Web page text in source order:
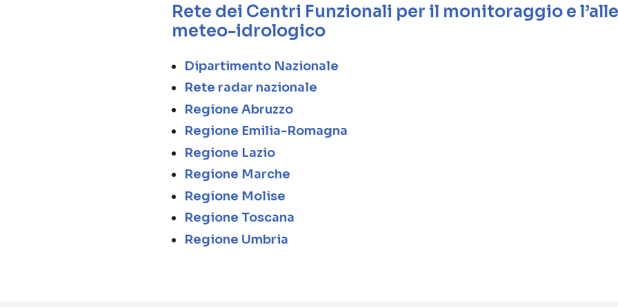
Rete dei Centri Funzionali per il monitoraggio e
meteo-idrologico
Dipartimento Nazionale
Rete radar nazionale
Regione Abruzzo
Regione Emilia-Romagna
Regione Lazio
Regione Marche
Regione Molise
Regione Toscana
Regione Umbria